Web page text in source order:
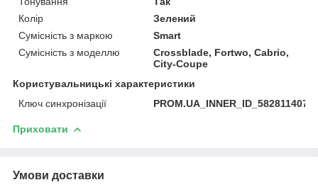
Колір
Зелений
Сумісність з маркою
Smart
Сумісність з моделлю
Crossblade, Fortwo, Cabrio,
City-Coupe
Користувальницькі характеристики
Ключ синхронізації
PROM.UA_INNER_ID_582811407
Приховати
Умови доставки